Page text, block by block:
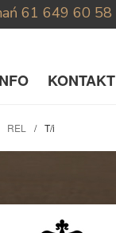
61 649 60 58
KONTAKT
REL T/i